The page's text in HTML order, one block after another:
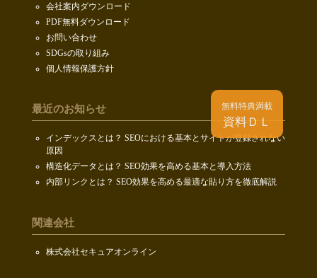
無料特典満載
資料ＤＬ
会社案内ダウンロード
PDF無料ダウンロード
お問い合わせ
SDGsの取り組み
個人情報保護方針
最近のお知らせ
インデックスとは？ SEOにおける基本とサイトが登録されない
原因
構造化データとは？ SEO効果を高める基本と導入方法
内部リンクとは？ SEO効果を高める最適な貼り方を徹底解説
関連会社
株式会社セキュアオンライン